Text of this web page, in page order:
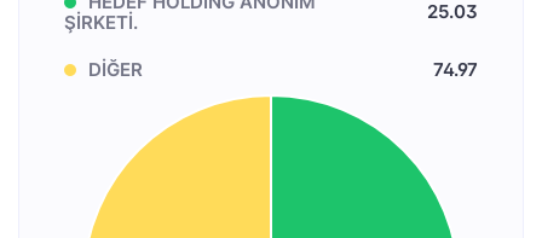
ŞİRKETİ.
25.03
DİĞER 74.97